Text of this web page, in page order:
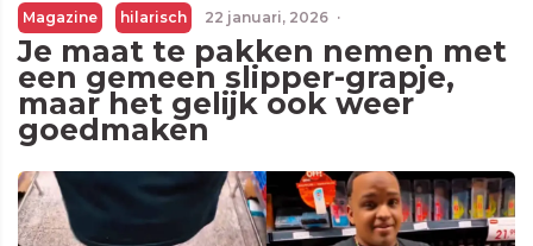
Magazine hilarisch 22 januari, 2026 ·
Je maat te pakken nemen met
een gemeen slipper-grapje,
maar het gelijk ook weer
goedmaken